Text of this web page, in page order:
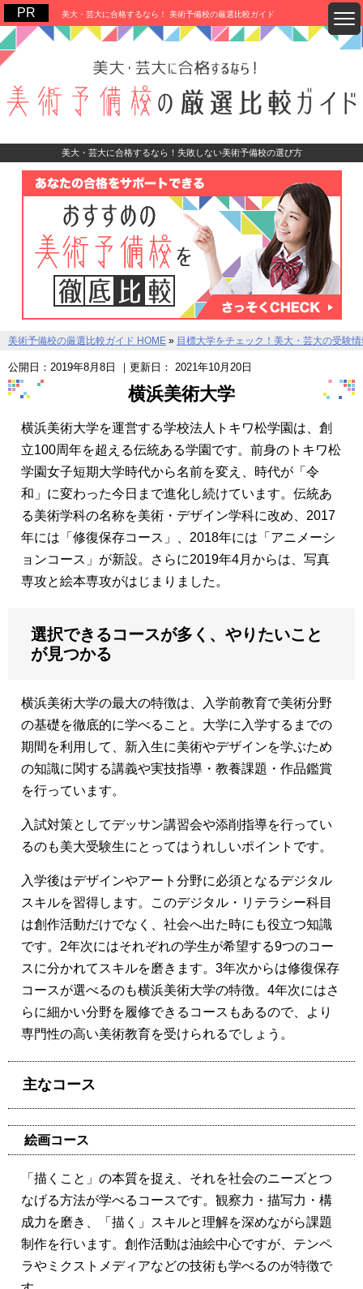
美大・芸大に合格するなら！ 美術予備校の厳選比較ガイド
美大・芸大に合格するなら！失敗しない美術予備校の選び方
美術予備校の厳選比較ガイド HOME » 目標大学をチェック！美大・芸大の受験
公開日： 2019年8月8日 ｜更新日： 2021年10月20日
横浜美術大学
横浜美術大学を運営する学校法人トキワ松学園は、創
立100周年を超える伝統ある学園です。前身のトキワ松
学園女子短期大学時代から名前を変え、時代が「令
和」に変わった今日まで進化し続けています。伝統あ
る美術学科の名称を美術・デザイン学科に改め、2017
年には「修復保存コース」、2018年には「アニメーシ
ョンコース」が新設。さらに2019年4月からは、写真
専攻と絵本専攻がはじまりました。
選択できるコースが多く、やりたいこと
が見つかる
横浜美術大学の最大の特徴は、入学前教育で美術分野
の基礎を徹底的に学べること。大学に入学するまでの
期間を利用して、新入生に美術やデザインを学ぶため
の知識に関する講義や実技指導・教養課題・作品鑑賞
を行っています。
入試対策としてデッサン講習会や添削指導を行ってい
るのも美大受験生にとってはうれしいポイントです。
入学後はデザインやアート分野に必須となるデジタル
スキルを習得します。このデジタル・リテラシー科目
は創作活動だけでなく、社会へ出た時にも役立つ知識
です。2年次にはそれぞれの学生が希望する9つのコー
スに分かれてスキルを磨きます。3年次からは修復保存
コースが選べるのも横浜美術大学の特徴。4年次にはさ
らに細かい分野を履修できるコースもあるので、より
専門性の高い美術教育を受けられるでしょう。
主なコース
絵画コース
「描くこと」の本質を捉え、それを社会のニーズとつ
なげる方法が学べるコースです。観察力・描写力・構
成力を磨き、「描く」スキルと理解を深めながら課題
制作を行います。創作活動は油絵中心ですが、テンペ
ラやミクストメディアなどの技術も学べるのが特徴で